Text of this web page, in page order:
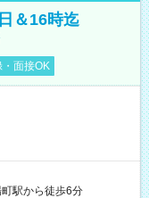
＆16時迄
面接OK
駅から徒歩6分